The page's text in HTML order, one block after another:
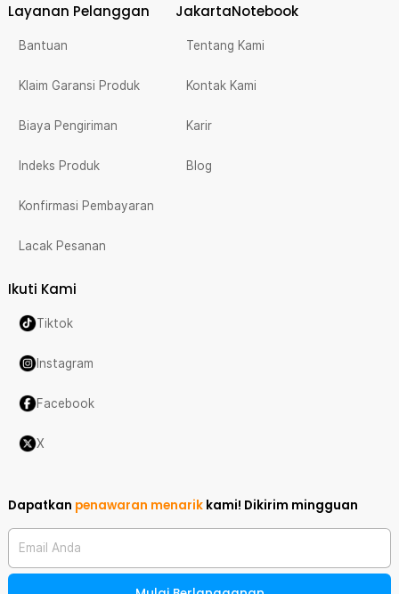
Layanan Pelanggan
Bantuan
Klaim Garansi Produk
Biaya Pengiriman
Indeks Produk
Konfirmasi Pembayaran
Lacak Pesanan
JakartaNotebook
Tentang Kami
Kontak Kami
Karir
Blog
Ikuti Kami
Tiktok
Instagram
Facebook
X
Dapatkan penawaran menarik kami! Dikirim mingguan
Email Anda